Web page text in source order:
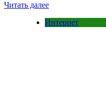
Читать далее
Интернет